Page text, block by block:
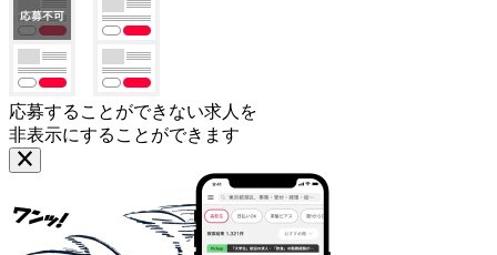
応募することができない求人を
非表示にすることができます